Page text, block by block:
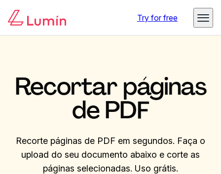
Try for free
Recortar páginas
de PDF
Recorte páginas de PDF em segundos. Faça o
upload do seu documento abaixo e corte as
páginas selecionadas. Uso grátis.